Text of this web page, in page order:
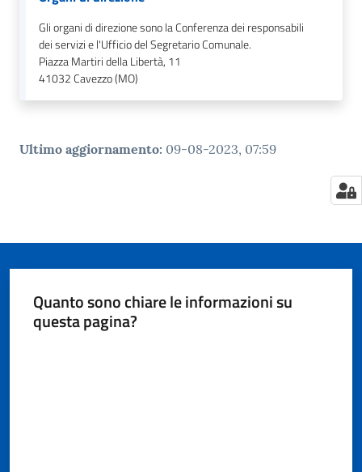
Gli organi di direzione sono la Conferenza dei responsabili
dei servizi e l'Ufficio del Segretario Comunale.
Piazza Martiri della Libertà, 11
41032Cavezzo (MO)
Ultimo aggiornamento: 09-08-2023, 07:59
Quanto sono chiare le informazioni su
questa pagina?